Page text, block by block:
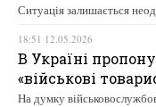
Ситуація залишається
18:51 12.05.2026
В Україні
«військові
На думку